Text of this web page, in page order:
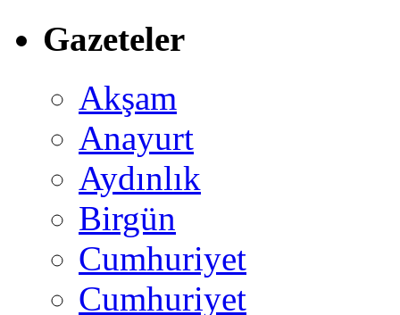
Gazeteler
Akşam
Anayurt
Aydınlık
Birgün
Cumhuriyet
Cumhuriyet